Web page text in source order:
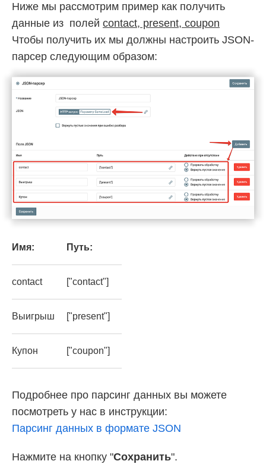
Ниже мы рассмотрим пример как получить
данные из полей contact, present, coupon
Чтобы получить их мы должны настроить JSON-
парсер следующим образом:
Имя: Путь:
contact ["contact"]
Выигрыш ["present"]
Купон ["coupon"]
Подробнее про парсинг данных вы можете
посмотреть у нас в инструкции:
Парсинг данных в формате JSON
Нажмите на кнопку "Сохранить".